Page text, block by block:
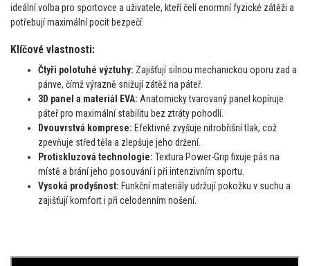
ideální volba pro sportovce a uživatele, kteří čelí enormní fyzické zátěži a
potřebují maximální pocit bezpečí.
Klíčové vlastnosti:
Čtyři polotuhé výztuhy: Zajišťují silnou mechanickou oporu zad a
pánve, čímž výrazně snižují zátěž na páteř.
3D panel a materiál EVA: Anatomicky tvarovaný panel kopíruje
páteř pro maximální stabilitu bez ztráty pohodlí.
Dvouvrstvá komprese: Efektivně zvyšuje nitrobřišní tlak, což
zpevňuje střed těla a zlepšuje jeho držení.
Protiskluzová technologie: Textura Power-Grip fixuje pás na
místě a brání jeho posouvání i při intenzivním sportu.
Vysoká prodyšnost: Funkční materiály udržují pokožku v suchu a
zajišťují komfort i při celodenním nošení.